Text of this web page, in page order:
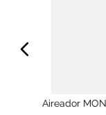
Aireador